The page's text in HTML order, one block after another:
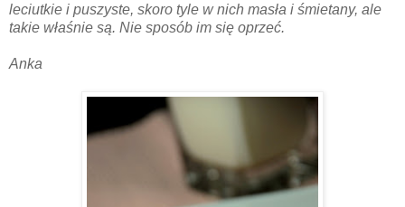
leciutkie i puszyste, skoro tyle w nich masła i śmietany, ale
takie właśnie są. Nie sposób im się oprzeć.
Anka